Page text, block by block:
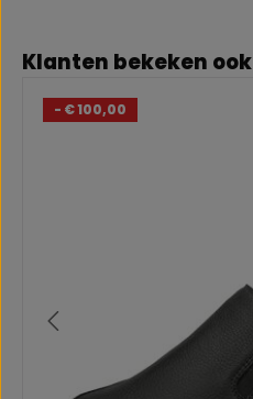
Productgalerij overslaan
Klanten bekeken ook
- € 100,00